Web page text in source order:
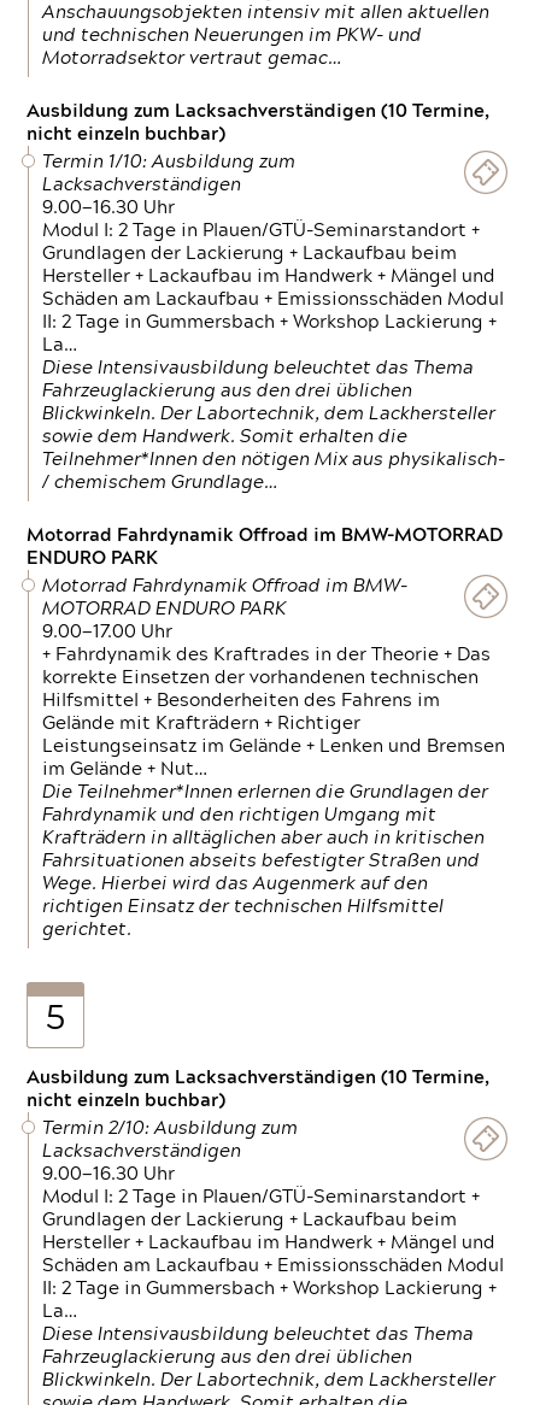
Anschauungsobjekten intensiv mit allen aktuellen
und technischen Neuerungen im PKW- und
Motorradsektor vertraut gemac…
Ausbildung zum Lacksachverständigen (10 Termine,
nicht einzeln buchbar)
Termin 1/10: Ausbildung zum
Lacksachverständigen
9.00—16.30 Uhr
Modul I: 2 Tage in Plauen/GTÜ-Seminarstandort +
Grundlagen der Lackierung + Lackaufbau beim
Hersteller + Lackaufbau im Handwerk + Mängel und
Schäden am Lackaufbau + Emissionsschäden Modul
II: 2 Tage in Gummersbach + Workshop Lackierung +
La…
Diese Intensivausbildung beleuchtet das Thema
Fahrzeuglackierung aus den drei üblichen
Blickwinkeln. Der Labortechnik, dem Lackhersteller
sowie dem Handwerk. Somit erhalten die
Teilnehmer*Innen den nötigen Mix aus physikalisch-
/ chemischem Grundlage…
Motorrad Fahrdynamik Offroad im BMW-MOTORRAD
ENDURO PARK
Motorrad Fahrdynamik Offroad im BMW-
MOTORRAD ENDURO PARK
9.00—17.00 Uhr
+ Fahrdynamik des Kraftrades in der Theorie + Das
korrekte Einsetzen der vorhandenen technischen
Hilfsmittel + Besonderheiten des Fahrens im
Gelände mit Krafträdern + Richtiger
Leistungseinsatz im Gelände + Lenken und Bremsen
im Gelände + Nut…
Die Teilnehmer*Innen erlernen die Grundlagen der
Fahrdynamik und den richtigen Umgang mit
Krafträdern in alltäglichen aber auch in kritischen
Fahrsituationen abseits befestigter Straßen und
Wege. Hierbei wird das Augenmerk auf den
richtigen Einsatz der technischen Hilfsmittel
gerichtet.
5
Ausbildung zum Lacksachverständigen (10 Termine,
nicht einzeln buchbar)
Termin 2/10: Ausbildung zum
Lacksachverständigen
9.00—16.30 Uhr
Modul I: 2 Tage in Plauen/GTÜ-Seminarstandort +
Grundlagen der Lackierung + Lackaufbau beim
Hersteller + Lackaufbau im Handwerk + Mängel und
Schäden am Lackaufbau + Emissionsschäden Modul
II: 2 Tage in Gummersbach + Workshop Lackierung +
La…
Diese Intensivausbildung beleuchtet das Thema
Fahrzeuglackierung aus den drei üblichen
Blickwinkeln. Der Labortechnik, dem Lackhersteller